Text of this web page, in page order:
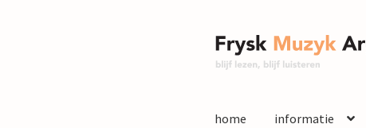
Ga
door
Ga
naar
home informatie